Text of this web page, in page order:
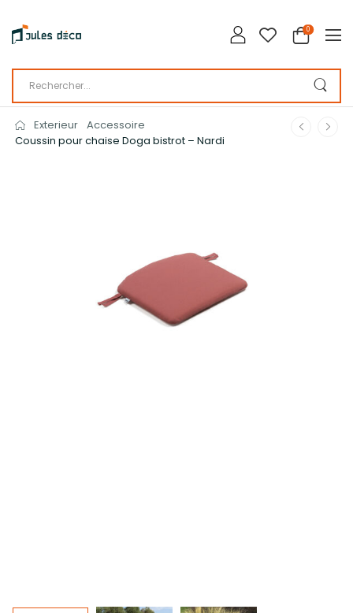
0
Exterieur Accessoire
Coussin pour chaise Doga bistrot – Nardi